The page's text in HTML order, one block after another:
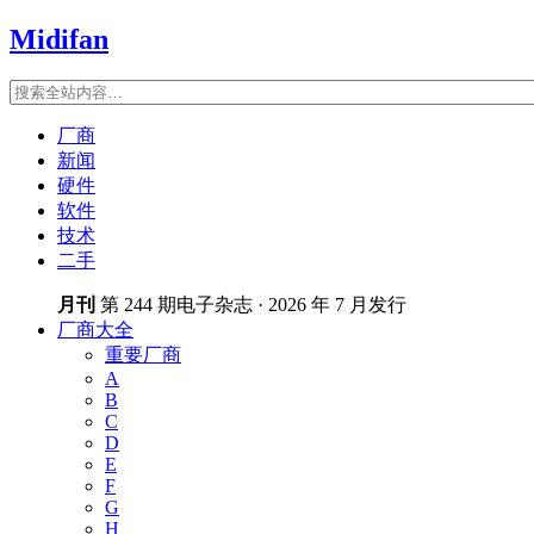
Midifan
厂商
新闻
硬件
软件
技术
二手
月刊 第 244 期电子杂志 · 2026 年 7 月发行
厂商大全
重要厂商
A
B
C
D
E
F
G
H